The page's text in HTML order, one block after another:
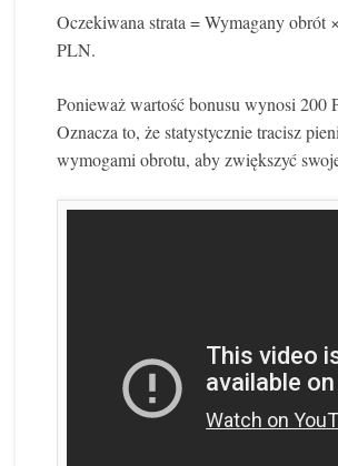
Oczekiwana strata = Wymagany
PLN.
Ponieważ wartość bonusu wynosi 200
Oznacza to, że statystycznie tracisz
wymogami obrotu, aby zwiększyć